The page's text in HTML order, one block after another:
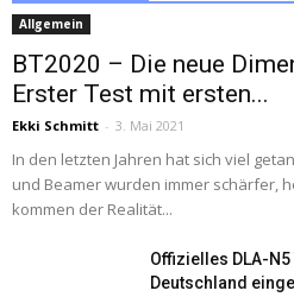
Allgemein
BT2020 – Die neue
Erster Test mit ersten...
Ekki Schmitt - 3. Mai 2021
In den letzten Jahren hat sich viel
und Beamer wurden immer schärfer,
kommen der Realität...
Offizielles DLA-
Deutschland